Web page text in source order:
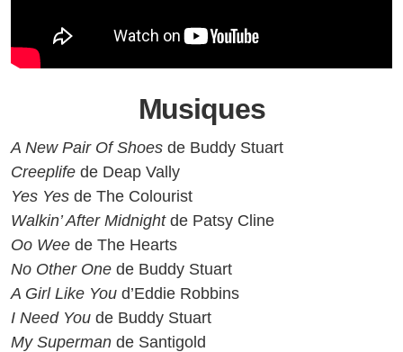
Musiques
A New Pair Of Shoes de Buddy Stuart
Creeplife de Deap Vally
Yes Yes de The Colourist
Walkin’ After Midnightde Patsy Cline
Oo Wee de The Hearts
No Other One de Buddy Stuart
A Girl Like You d’Eddie Robbins
I Need You de Buddy Stuart
My Superman de Santigold